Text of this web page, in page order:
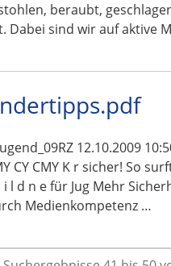
beraubt,
Dabei sind wir auf aktive
12.10.2009
CY CMY K r sicher! So
i l d n e für Jug Mehr
Medienkompetenz …